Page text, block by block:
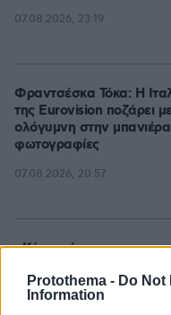
Protothema - Do Not
Information
07.08.2026, 23:19
Φραντσέσκα Τόκα: Η
της Eurovision ποζάρει με
ολόγυμνη στην μπανιέρα
φωτογραφίες
07.08.2026, 20:57
«Κάτι απέσπασε την
επιχειρεί να ρίξει φως
δυστυχήματος στις Σέρρες